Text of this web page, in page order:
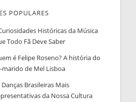
POPULARES
Históricas da Música
Todo Fã Deve Saber
é Felipe Roseno? A história do
marido de Mel Lisboa
Danças Brasileiras Mais
da Nossa Cultura